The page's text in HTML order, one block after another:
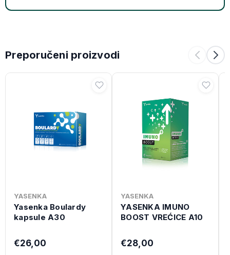
Preporučeni proizvodi
YASENKA
Yasenka Boulardy
kapsule A30
€26,00
YASENKA
YASENKA IMUNO
BOOST VREĆICE A10
€28,00